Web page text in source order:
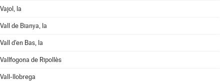
Vajol, la
Vall de Bianya, la
Vall d'en Bas, la
Vallfogona de Ripollès
Vall-llobrega